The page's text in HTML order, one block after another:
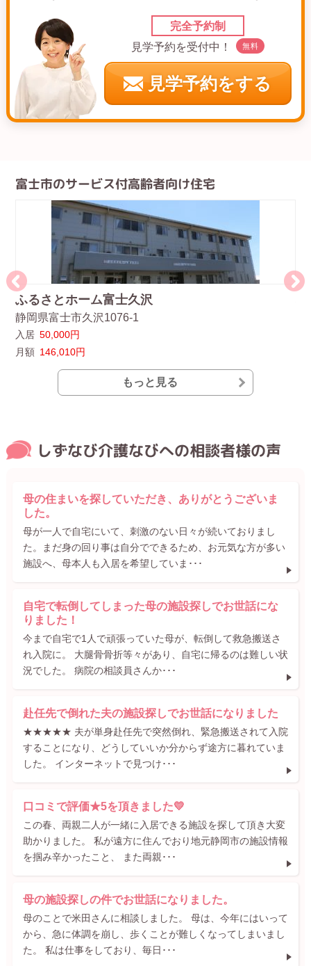
完全予約制
見学予約を受付中！
無料
見学予約をする
富士市のサービス付高齢者向け住宅
ふるさとホーム富士久沢
静岡県富士市久沢1076-1
入居 50,000円
月額 146,010円
もっと見る
しずなび介護なびへの相談者様の声
母の住まいを探していただき、ありがとうございま
した。
母が一人で自宅にいて、刺激のない日々が続いておりまし
た。まだ身の回り事は自分でできるため、お元気な方が多い
施設へ、母本人も入居を希望していま･･･
自宅で転倒してしまった母の施設探しでお世話にな
りました！
今まで自宅で1人で頑張っていた母が、転倒して救急搬送さ
れ入院に。 大腿骨骨折等々があり、自宅に帰るのは難しい状
況でした。 病院の相談員さんか･･･
赴任先で倒れた夫の施設探しでお世話になりました
★★★★★ 夫が単身赴任先で突然倒れ、緊急搬送されて入院
することになり、どうしていいか分からず途方に暮れていま
した。 インターネットで見つけ･･･
口コミで評価★5を頂きました💛
この春、両親二人が一緒に入居できる施設を探して頂き大変
助かりました。 私が遠方に住んでおり地元静岡市の施設情報
を掴み辛かったこと、 また両親･･･
母の施設探しの件でお世話になりました。
母のことで米田さんに相談しました。 母は、今年にはいって
から、急に体調を崩し、歩くことが難しくなってしまいまし
た。 私は仕事をしており、毎日･･･